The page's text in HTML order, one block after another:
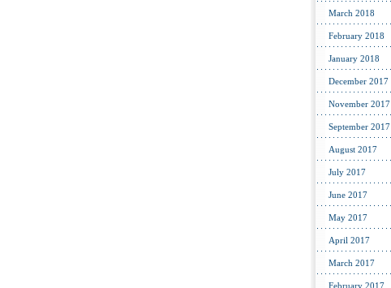
March 2018
February 2018
January 2018
December 2017
November 2017
September 2017
August 2017
July 2017
June 2017
May 2017
April 2017
March 2017
February 2017